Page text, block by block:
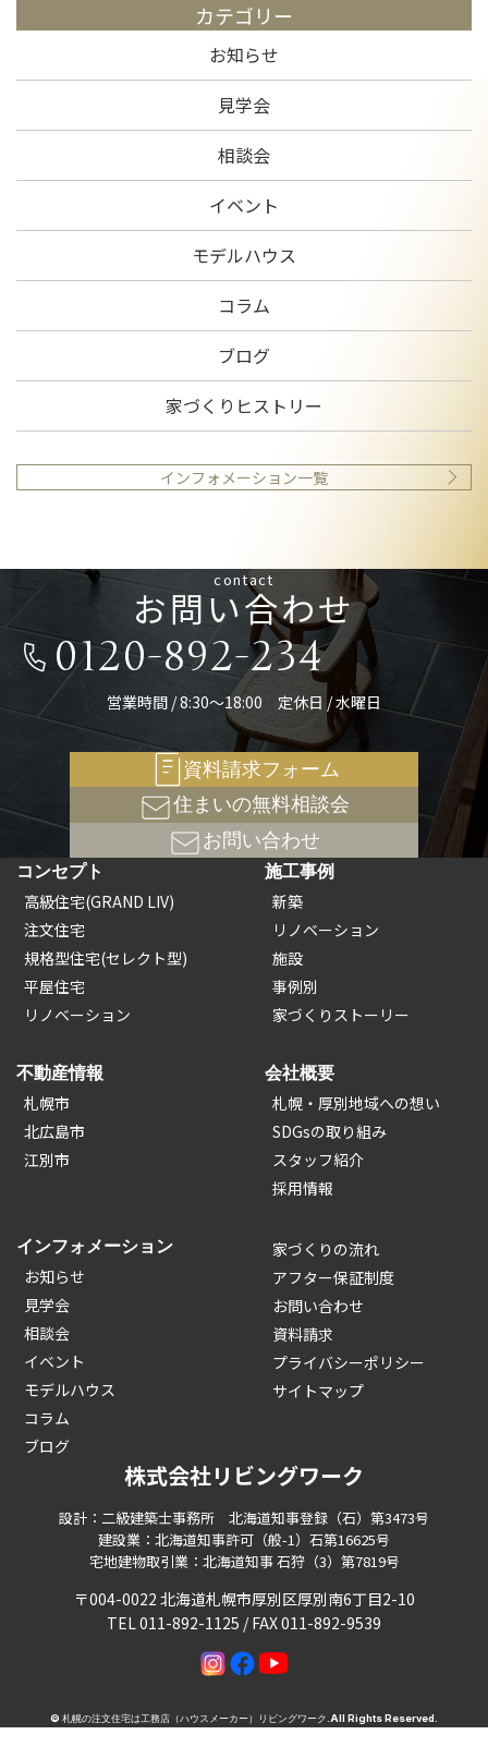
カテゴリー
お知らせ
見学会
相談会
イベント
モデルハウス
コラム
ブログ
家づくりヒストリー
インフォメーション一覧
contact
お問い合わせ
0120-892-234
営業時間 / 8:30～18:00 定休日 / 水曜日
資料請求フォーム
住まいの無料相談会
お問い合わせ
コンセプト
高級住宅(GRAND LIV)
注文住宅
規格型住宅(セレクト型)
平屋住宅
リノベーション
施工事例
新築
リノベーション
施設
事例別
家づくりストーリー
不動産情報
札幌市
北広島市
江別市
会社概要
札幌・厚別地域への想い
SDGsの取り組み
スタッフ紹介
採用情報
インフォメーション
お知らせ
見学会
相談会
イベント
モデルハウス
コラム
ブログ
家づくりの流れ
アフター保証制度
お問い合わせ
資料請求
プライバシーポリシー
サイトマップ
株式会社リビングワーク
設計：二級建築士事務所 北海道知事登録（石）第3473号
建設業：北海道知事許可（般-1）石第16625号
宅地建物取引業：北海道知事 石狩（3）第7819号
〒004-0022 北海道札幌市厚別区厚別南6丁目2-10
TEL 011-892-1125 / FAX 011-892-9539
© 札幌の注文住宅は工務店（ハウスメーカー）リビングワーク .All Rights Reserved.